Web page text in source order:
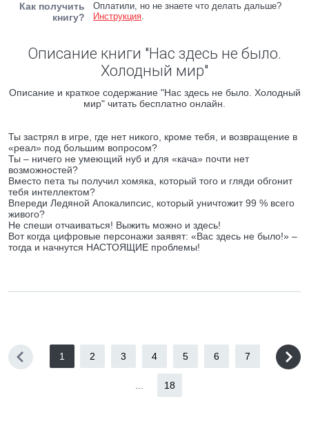
Как получить
книгу?
Оплатили, но не знаете что делать дальше?
Инструкция.
Описание книги "Нас здесь не было.
Холодный мир"
Описание и краткое содержание "Нас здесь не было. Холодный
мир" читать бесплатно онлайн.
Ты застрял в игре, где нет никого, кроме тебя, и возвращение в
«реал» под большим вопросом?
Ты – ничего не умеющий нуб и для «кача» почти нет
возможностей?
Вместо пета ты получил хомяка, который того и гляди обгонит
тебя интеллектом?
Впереди Ледяной Апокалипсис, который уничтожит 99 % всего
живого?
Не спеши отчаиваться! Выжить можно и здесь!
Вот когда цифровые персонажи заявят: «Вас здесь не было!» –
тогда и начнутся НАСТОЯЩИЕ проблемы!
1 2 3 4 5 6 7
18